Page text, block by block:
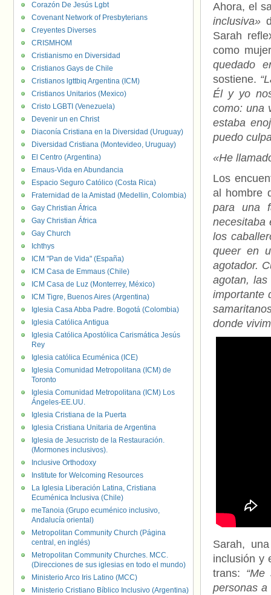
Ahora, el
inclusiva»
Sarah
como
quedado
sostiene.
Él y yo
como: una
estaba
puedo
«He
Los
al hombre
para una
necesitaba
los
queer en
agotador.
agotan,
importante
donde
Sarah,
inclusión y
trans:
personas
Corazón De Jesús Lgbt
Covenant Network of Presbyterians
Creyentes Diverses
CRISMHOM
Cristianismo en Diversidad
Cristianos Gays de Chile
Cristianos lgttbiq Argentina (ICM)
Cristianos Unitarios (Mexico)
Cristo LGBTI (Venezuela)
Devenir un en Christ
Diaconía Cristiana en la Diversidad (Uruguay)
Diversidad Cristiana (Montevideo, Uruguay)
El Centro (Argentina)
Emaus-Vida en Abundancia
Espacio Seguro Católico (Costa Rica)
Fraternidad de la Amistad (Medellin, Colombia)
Gay Christian África
Gay Christian África
Gay Church
Ichthys
ICM "Pan de Vida" (España)
ICM Casa de Emmaus (Chile)
ICM Casa de Luz (Monterrey, México)
ICM Tigre, Buenos Aires (Argentina)
Iglesia Casa Abba Padre. Bogotá (Colombia)
Iglesia Católica Antigua
Iglesia Católica Apostólica Carismática Jesús
Rey
Iglesia católica Ecuménica (ICE)
Iglesia Comunidad Metropolitana (ICM) de
Toronto
Iglesia Comunidad Metropolitana (ICM) Los
Ángeles-EE.UU.
Iglesia Cristiana de la Puerta
Iglesia Cristiana Unitaria de Argentina
Iglesia de Jesucristo de la Restauración.
(Mormones inclusivos).
Inclusive Orthodoxy
Institute for Welcoming Resources
La Iglesia Liberación Latina, Cristiana
Ecuménica Inclusiva (Chile)
meTanoia (Grupo ecuménico inclusivo,
Andalucía oriental)
Metropolitan Community Church (Página
central, en inglés)
Metropolitan Community Churches. MCC.
(Direcciones de sus iglesias en todo el mundo)
Ministerio Arco Iris Latino (MCC)
Ministerio Cristiano Bíblico Inclusivo (Argentina)